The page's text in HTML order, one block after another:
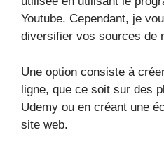
Youtube. Cependant, je
diversifier vos sources de
Une option consiste à
ligne, que ce soit sur des
Udemy ou en créant une
site web.